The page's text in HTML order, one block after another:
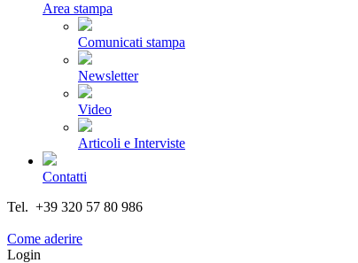
Area stampa
Comunicati stampa
Newsletter
Video
Articoli e Interviste
Contatti
Tel. +39 320 57 80 986
Come aderire
Login